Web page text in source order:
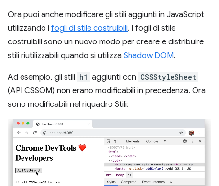
Ora puoi anche modificare gli stili aggiunti in JavaScript
utilizzando i fogli di stile costruibili. I fogli di stile
costruibili sono un nuovo modo per creare e distribuire
stili riutilizzabili quando si utilizza Shadow DOM.
Ad esempio, gli stili h1 aggiunti con CSSStyleSheet
(API CSSOM) non erano modificabili in precedenza. Ora
sono modificabili nel riquadro Stili: